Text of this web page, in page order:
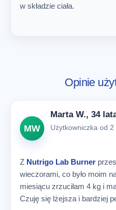
w składzie ciała.
Opinie
MW
Marta W., 34
Użytkowniczka od
Z Nutrigo Lab Burner
wieczorami, co było moim
miesiącu zrzuciłam 4 kg i
Czuję się lżejsza i bardziej